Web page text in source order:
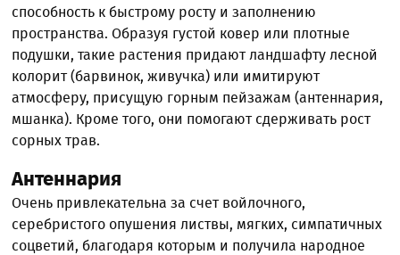
способность к быстрому росту и заполнению
пространства. Образуя густой ковер или плотные
подушки, такие растения придают ландшафту лесной
колорит (барвинок, живучка) или имитируют
атмосферу, присущую горным пейзажам (антеннария,
мшанка). Кроме того, они помогают сдерживать рост
сорных трав.
Антеннария
Очень привлекательна за счет войлочного,
серебристого опушения листвы, мягких, симпатичных
соцветий, благодаря которым и получила народное